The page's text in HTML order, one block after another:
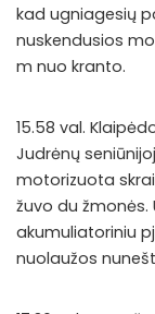
kad ugniagesių
nuskendusios
m nuo kranto.
15.58 val.
Judrėnų
motorizuota
žuvo du žmonės.
akumuliatoriniu
nuolaužos